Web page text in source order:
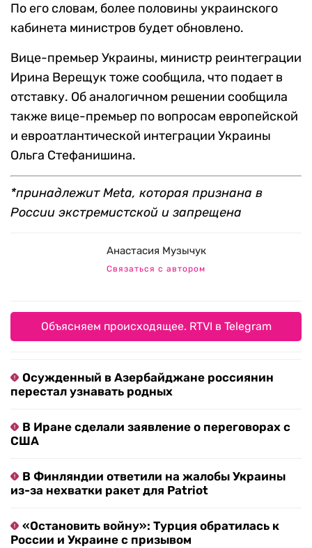
По его словам, более половины украинского
кабинета министров будет обновлено.
Вице-премьер Украины, министр реинтеграции
Ирина Верещук тоже сообщила, что подает в
отставку. Об аналогичном решении сообщила
также вице-премьер по вопросам европейской
и евроатлантической интеграции Украины
Ольга Стефанишина.
*принадлежит Meta, которая признана в
России экстремистской и запрещена
Анастасия Музычук
Связаться с автором
Объясняем происходящее. RTVI в Telegram
Осужденный в Азербайджане россиянин
перестал узнавать родных
В Иране сделали заявление о переговорах с
США
В Финляндии ответили на жалобы Украины
из-за нехватки ракет для Patriot
«Остановить войну»: Турция обратилась к
России и Украине с призывом